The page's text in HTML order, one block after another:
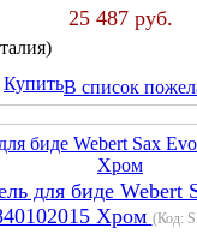
25 487 руб.
КупитьВ список
для биде Webert
Хром (Код: